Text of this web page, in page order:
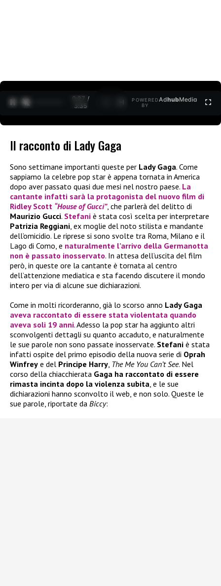
0:27 /
3:35
POWERED
BY
AdhubMedia
Il racconto di Lady Gaga
Sono settimane importanti queste per Lady Gaga. Come
sappiamo la celebre pop star è appena tornata in America
dopo aver passato quasi due mesi nel nostro paese. La
cantante infatti sarà la protagonista del nuovo film di
Ridley Scott “House of Gucci”, che parlerà del delitto di
Maurizio Gucci. Stefani è stata così scelta per interpretare
Patrizia Reggiani, ex moglie del noto stilista e mandante
dell’omicidio. Le riprese si sono svolte tra Roma, Milano e il
Lago di Como, e naturalmente l’arrivo della Germanotta
non è passato inosservato. In attesa dell’uscita del film
però, in queste ore la cantante è tornata al centro
dell’attenzione mediatica e sta facendo discutere il mondo
intero per via di alcune sue dichiarazioni.
Come in molti ricorderanno, già lo scorso anno Lady Gaga
aveva raccontato di essere stata violentata quando
aveva soli 19 anni. Adesso la pop star ha aggiunto altri
sconvolgenti dettagli su quanto accaduto, e naturalmente
le sue parole non sono passate inosservate. Stefani è stata
infatti ospite del primo episodio della nuova serie di Oprah
Winfrey e del Principe Harry, The Me You Can’t See. Nel
corso della chiacchierata Gaga ha raccontato di essere
rimasta incinta dopo la violenza subita, e le sue
dichiarazioni hanno sconvolto il web, e non solo. Queste le
sue parole, riportate da Biccy: